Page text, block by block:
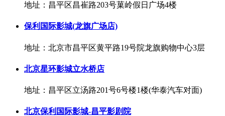
地址：昌平区昌崔路203号菓岭假日广场4楼
保利国际影城(龙旗广场店)
地址：北京市昌平区黄平路19号院龙旗购物中心3层
北京星环影城立水桥店
地址：昌平区立汤路201号6号楼1楼(华泰汽车对面)
北京保利国际影城-昌平影剧院